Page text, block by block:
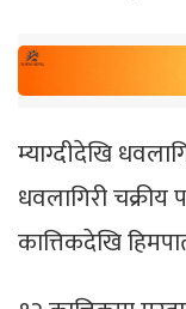
म्याग्दीदेखि
धवलागिरी चक्रीय
कात्तिकदेखि